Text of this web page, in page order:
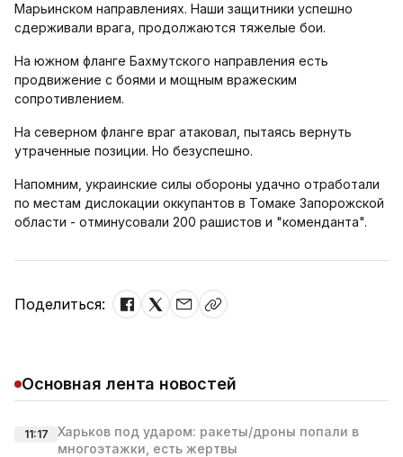
Марьинском направлениях. Наши защитники успешно
сдерживали врага, продолжаются тяжелые бои.
На южном фланге Бахмутского направления есть
продвижение с боями и мощным вражеским
сопротивлением.
На северном фланге враг атаковал, пытаясь вернуть
утраченные позиции. Но безуспешно.
Напомним, украинские силы обороны удачно отработали
по местам дислокации оккупантов в Томаке Запорожской
области - отминусовали 200 рашистов и "коменданта".
Поделиться:
Основная лента новостей
11:17
Харьков под ударом: ракеты/дроны попали в
многоэтажки, есть жертвы